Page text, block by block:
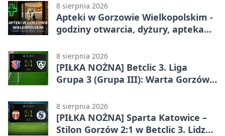
8 sierpnia 2026
Apteki w Gorzowie Wielkopolskim -
godziny otwarcia, dyżury, apteka
8 sierpnia 2026
[PIŁKA NOŻNA] Betclic 3. Liga
Grupa 3 (Grupa III): Warta Gorzów
8 sierpnia 2026
[PIŁKA NOŻNA] Sparta Katowice –
Stilon Gorzów 2:1 w Betclic 3. Lidze